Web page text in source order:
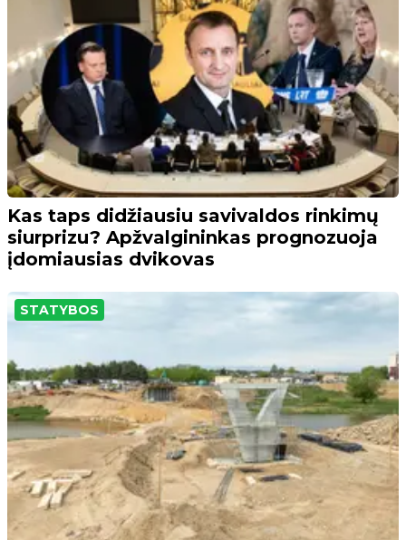
Kas taps didžiausiu savivaldos rinkimų
siurprizu? Apžvalgininkas prognozuoja
įdomiausias dvikovas
STATYBOS